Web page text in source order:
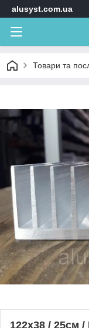
alusyst.com.ua
Товари та
122х38 / 25см